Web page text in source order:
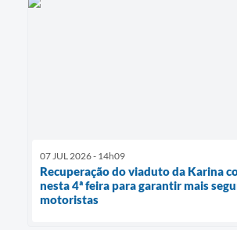
07 JUL 2026 - 14h09
Recuperação do viaduto da Karina
nesta 4ª feira para garantir mais
motoristas